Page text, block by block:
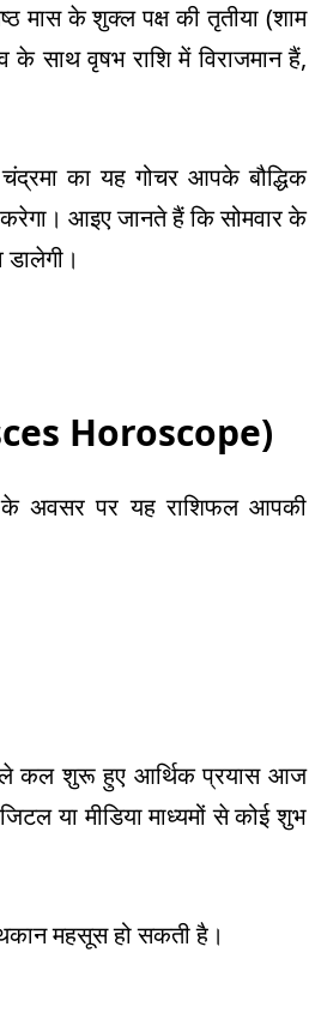
मास के शुक्ल पक्ष की तृतीया (शाम
साथ वृषभ राशि में विराजमान हैं,
का यह गोचर आपके बौद्धिक
आइए जानते हैं कि सोमवार के
Horoscope)
के अवसर पर यह राशिफल आपकी
कल शुरू हुए आर्थिक प्रयास आज
या मीडिया माध्यमों से कोई शुभ
महसूस हो सकती है।